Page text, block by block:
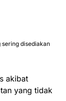
disediakan
akibat
yang tidak